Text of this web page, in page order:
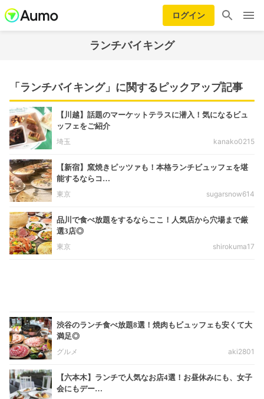
ログイン
ランチバイキング
「ランチバイキング」に関するピックアップ記事
【川越】話題のマーケットテラスに潜入！気になるビュ
ッフェをご紹介
埼玉
kanako0215
【新宿】窯焼きピッツァも！本格ランチビュッフェを堪
能するならコ…
東京
sugarsnow614
品川で食べ放題をするならここ！人気店から穴場まで厳
選3店◎
東京
shirokuma17
渋谷のランチ食べ放題8選！焼肉もビュッフェも安くて大
満足◎
グルメ
aki2801
【六本木】ランチで人気なお店4選！お昼休みにも、女子
会にもデー…